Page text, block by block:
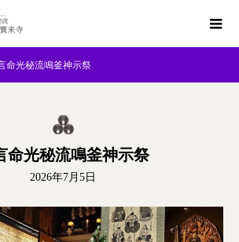
命光秘流鳴釜神示祭
命光秘流鳴釜神示祭
2026年7月5日